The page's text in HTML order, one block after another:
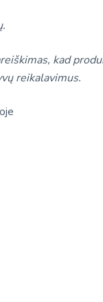
kad
reikalavimus.